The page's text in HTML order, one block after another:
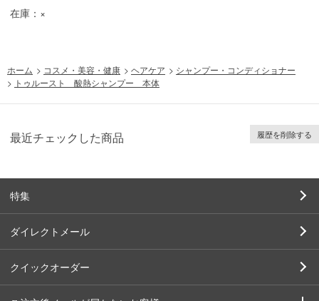
在庫： ×
ホーム > コスメ・美容・健康 > ヘアケア > シャンプー・コンディショナー
> トゥルースト 酸熱シャンプー 本体
最近チェックした商品 履歴を削除する
特集
ダイレクトメール
クイックオーダー